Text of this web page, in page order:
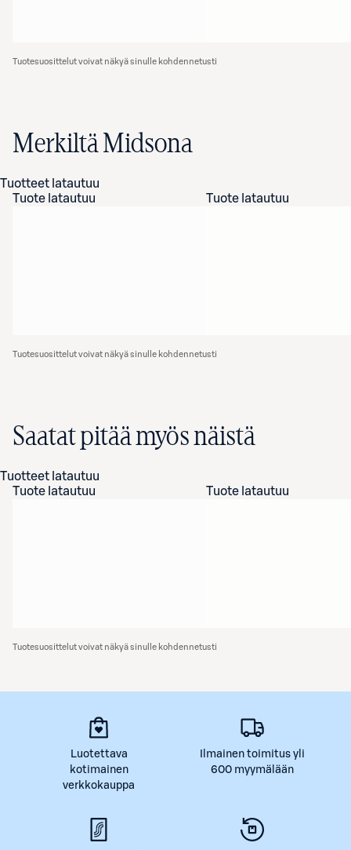
Tuotesuosittelut voivat näkyä sinulle kohdennetusti
Merkiltä Midsona
Tuotteet latautuu
Tuote latautuu
Tuote latautuu
Tuotesuosittelut voivat näkyä sinulle kohdennetusti
Saatat pitää myös näistä
Tuotteet latautuu
Tuote latautuu
Tuote latautuu
Tuotesuosittelut voivat näkyä sinulle kohdennetusti
Luotettava
kotimainen
verkkokauppa
Ilmainen toimitus yli
600 myymälään